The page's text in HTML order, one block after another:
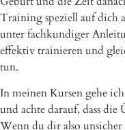
Training speziell auf dich
unter fachkundiger
effektiv trainieren und
tun.
In meinen Kursen gehe
und achte darauf, dass
Wenn du dir also